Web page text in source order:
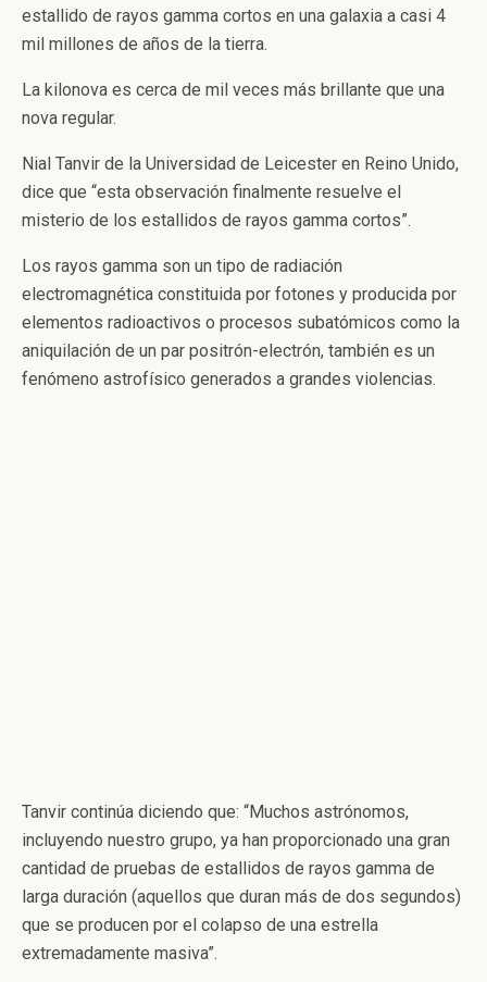
estallido de rayos gamma cortos en una galaxia a casi 4
mil millones de años de la tierra.
La kilonova es cerca de mil veces más brillante que una
nova regular.
Nial Tanvir de la Universidad de Leicester en Reino Unido,
dice que “esta observación finalmente resuelve el
misterio de los estallidos de rayos gamma cortos”.
Los rayos gamma son un tipo de radiación
electromagnética constituida por fotones y producida por
elementos radioactivos o procesos subatómicos como la
aniquilación de un par positrón-electrón, también es un
fenómeno astrofísico generados a grandes violencias.
Tanvir continúa diciendo que: “Muchos astrónomos,
incluyendo nuestro grupo, ya han proporcionado una gran
cantidad de pruebas de estallidos de rayos gamma de
larga duración (aquellos que duran más de dos segundos)
que se producen por el colapso de una estrella
extremadamente masiva”.